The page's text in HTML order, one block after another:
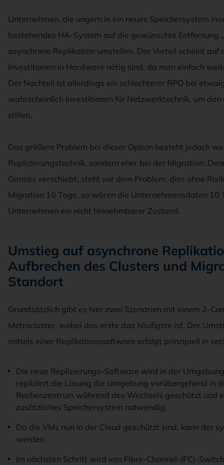
Unternehmen, die ungern in ein neues Speichersystem
bestehendes HA-System auf die gewünschte Entfernung
asynchrone Replikation umstellen. Der Vorteil scheint auf
Investitionen in Hardware nötig sind, da man einfach
Der Nachteil ist allerdings ein schlechterer RPO bei
wahrscheinlich Investitionen für Netzwerktechnik, um
stillen.
Das größere Problem bei dieser Option besteht jedoch
Replizierungstechnik, sondern eher bei der Migration:
Ganzes verschiebt, steht vor dem Problem, dies ohne
Migration 10 Tage, so wären die Unternehmensdaten 10
Unternehmen ein nicht hinnehmbarer Zustand.
Umstieg auf asynchrone
Aufbrechen des Clusters und
Standort
Grundsätzlich gibt es hier zwei Szenarien mit einem 2-
Metrocluster, wobei das erste das häufigste ist. Der
mittels einer Replikationssoftware erfolgt prinzipiell in
Die neue Replizierungs-Software wird in der
repliziert die Lösung die Umgebung vorübergehend in
Rechenzentrum während des Wechsels geschützt und
zusätzliches Speichersystem notwendig.
Da die VMs nun in der Cloud geschützt sind, kann der
werden.
Im nächsten Schritt wird von Fibre-Channel-(FC)-